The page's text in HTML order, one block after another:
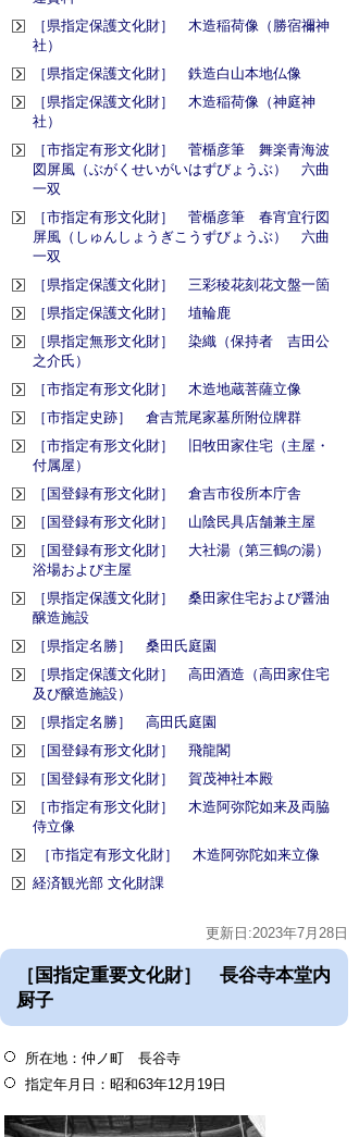
［県指定保護文化財］ 木造稲荷像（勝宿禰神
社）
［県指定保護文化財］ 鉄造白山本地仏像
［県指定保護文化財］ 木造稲荷像（神庭神
社）
［市指定有形文化財］ 菅楯彦筆 舞楽青海波
図屏風（ぶがくせいがいはずびょうぶ） 六曲
一双
［市指定有形文化財］ 菅楯彦筆 春宵宜行図
屏風（しゅんしょうぎこうずびょうぶ） 六曲
一双
［県指定保護文化財］ 三彩稜花刻花文盤一箇
［県指定保護文化財］ 埴輪鹿
［県指定無形文化財］ 染織（保持者 吉田公
之介氏）
［市指定有形文化財］ 木造地蔵菩薩立像
［市指定史跡］ 倉吉荒尾家墓所附位牌群
［市指定有形文化財］ 旧牧田家住宅（主屋・
付属屋）
［国登録有形文化財］ 倉吉市役所本庁舎
［国登録有形文化財］ 山陰民具店舗兼主屋
［国登録有形文化財］ 大社湯（第三鶴の湯）
浴場および主屋
［県指定保護文化財］ 桑田家住宅および醤油
醸造施設
［県指定名勝］ 桑田氏庭園
［県指定保護文化財］ 高田酒造（高田家住宅
及び醸造施設）
［県指定名勝］ 高田氏庭園
［国登録有形文化財］ 飛龍閣
［国登録有形文化財］ 賀茂神社本殿
［市指定有形文化財］ 木造阿弥陀如来及両脇
侍立像
［市指定有形文化財］ 木造阿弥陀如来立像
経済観光部 文化財課
更新日:2023年7月28日
［国指定重要文化財］ 長谷寺本堂内
厨子
所在地：仲ノ町 長谷寺
指定年月日：昭和63年12月19日